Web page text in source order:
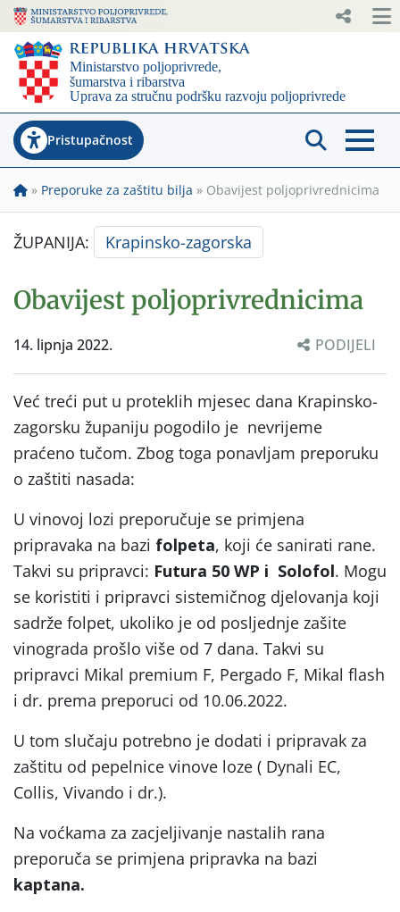
Pristupačnost
» Preporuke za zaštitu bilja » Obavijest poljoprivrednicima
ŽUPANIJA: Krapinsko-zagorska
Obavijest poljoprivrednicima
14. lipnja 2022. PODIJELI
Već treći put u proteklih mjesec dana Krapinsko-
zagorsku županiju pogodilo je nevrijeme
praćeno tučom. Zbog toga ponavljam preporuku
o zaštiti nasada:
U vinovoj lozi preporučuje se primjena
pripravaka na bazi folpeta, koji će sanirati rane.
Takvi su pripravci: Futura 50 WP i Solofol. Mogu
se koristiti i pripravci sistemičnog djelovanja koji
sadrže folpet, ukoliko je od posljednje zašite
vinograda prošlo više od 7 dana. Takvi su
pripravci Mikal premium F, Pergado F, Mikal flash
i dr. prema preporuci od 10.06.2022.
U tom slučaju potrebno je dodati i pripravak za
zaštitu od pepelnice vinove loze ( Dynali EC,
Collis, Vivando i dr.).
Na voćkama za zacjeljivanje nastalih rana
preporuča se primjena pripravka na bazi
kaptana.